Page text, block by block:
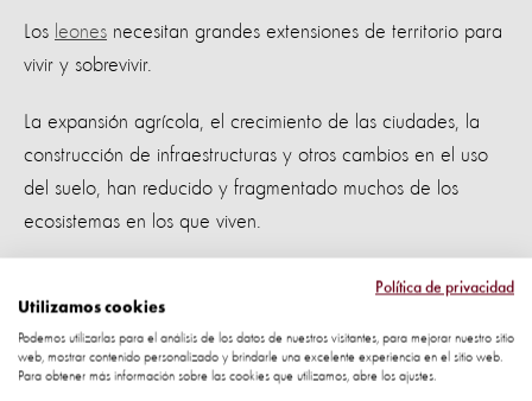
Los leones necesitan grandes extensiones de territorio para
vivir y sobrevivir.
La expansión agrícola, el crecimiento de las ciudades, la
construcción de infraestructuras y otros cambios en el uso
del suelo, han reducido y fragmentado muchos de los
ecosistemas en los que viven.
o se deteriora, disminuye la
disponibilidad de presas y aumenta el contacto con
actividades humanas, lo que puede generar conflictos y
poner en riesgo la supervivencia de las poblaciones.
Política de privacidad
Utilizamos cookies
Podemos utilizarlas para el análisis de los datos de nuestros visitantes, para mejorar nuestro sitio
web, mostrar contenido personalizado y brindarle una excelente experiencia en el sitio web.
Para obtener más información sobre las cookies que utilizamos, abre los ajustes.